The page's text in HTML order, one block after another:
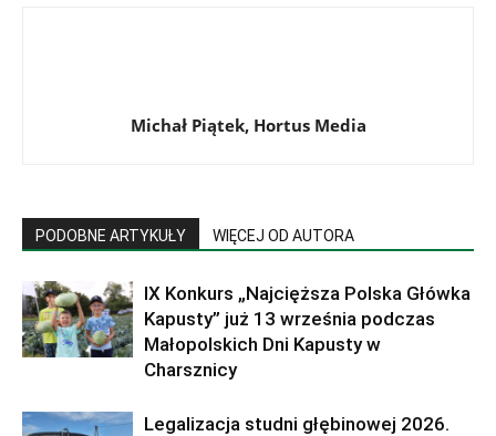
Michał Piątek, Hortus Media
PODOBNE ARTYKUŁY WIĘCEJ OD AUTORA
IX Konkurs „Najcięższa Polska Główka
Kapusty” już 13 września podczas
Małopolskich Dni Kapusty w
Charsznicy
Legalizacja studni głębinowej 2026.